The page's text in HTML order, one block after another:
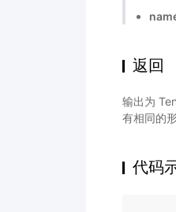
返回
输出为
有相同的
代码